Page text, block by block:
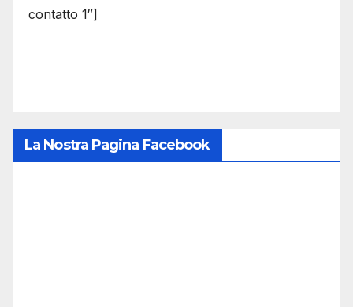
contatto 1″]
La Nostra Pagina Facebook